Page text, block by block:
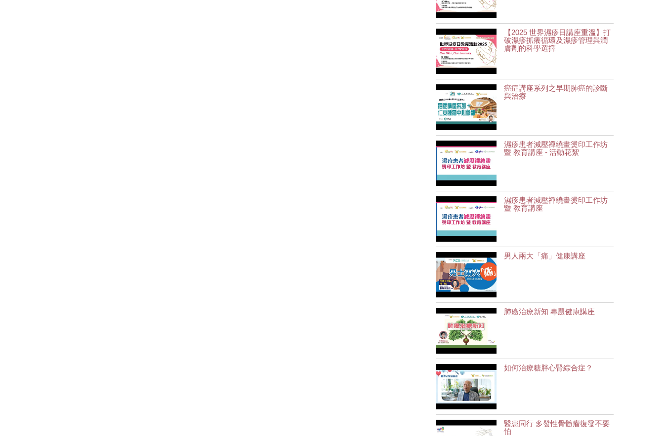
【2025 世界濕疹日講座重溫】打
破濕疹抓癢循環及濕疹管理與潤
膚劑的科學選擇
癌症講座系列之早期肺癌的診斷
與治療
濕疹患者減壓禪繞畫燙印工作坊
暨 教育講座 - 活動花絮
濕疹患者減壓禪繞畫燙印工作坊
暨 教育講座
男人兩大「痛」健康講座
肺癌治療新知 專題健康講座
如何治療糖胖心腎綜合症？
醫患同行 多發性骨髓瘤復發不要
怕